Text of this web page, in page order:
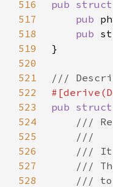
516
pub struct
517
pub
518
pub
519
520
521
522
523
pub struct
524
525
526
527
528